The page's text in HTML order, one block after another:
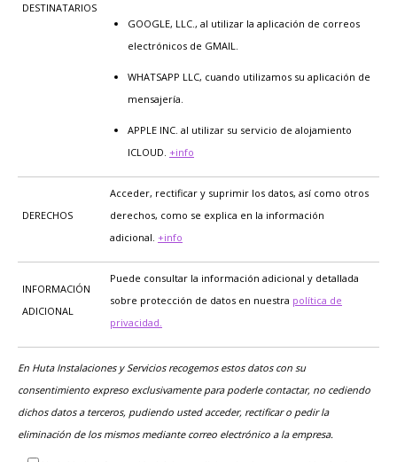
DESTINATARIOS
GOOGLE, LLC., al utilizar la aplicación de correos
electrónicos de GMAIL.
WHATSAPP LLC, cuando utilizamos su aplicación de
mensajería.
APPLE INC. al utilizar su servicio de alojamiento
ICLOUD. +info
DERECHOS
Acceder, rectificar y suprimir los datos, así como otros
derechos, como se explica en la información
adicional. +info
INFORMACIÓN
ADICIONAL
Puede consultar la información adicional y detallada
sobre protección de datos en nuestra política de
privacidad.
En Huta Instalaciones y Servicios recogemos estos datos con su
consentimiento expreso exclusivamente para poderle contactar, no cediendo
dichos datos a terceros, pudiendo usted acceder, rectificar o pedir la
eliminación de los mismos mediante correo electrónico a la empresa.